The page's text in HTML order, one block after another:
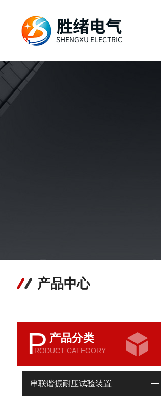
产品中心
P 产品分类
RODUCT CATEGORY
串联谐振耐压试验装置